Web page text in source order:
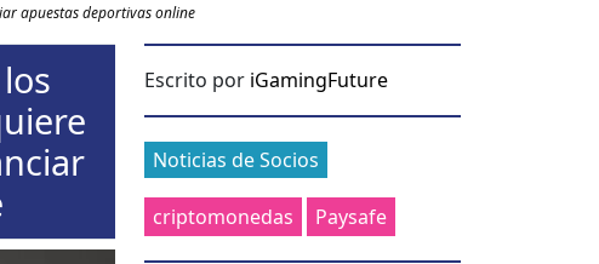
apuestas deportivas online
Escrito por iGamingFuture
Categories
Noticias de Socios
criptomonedas Paysafe